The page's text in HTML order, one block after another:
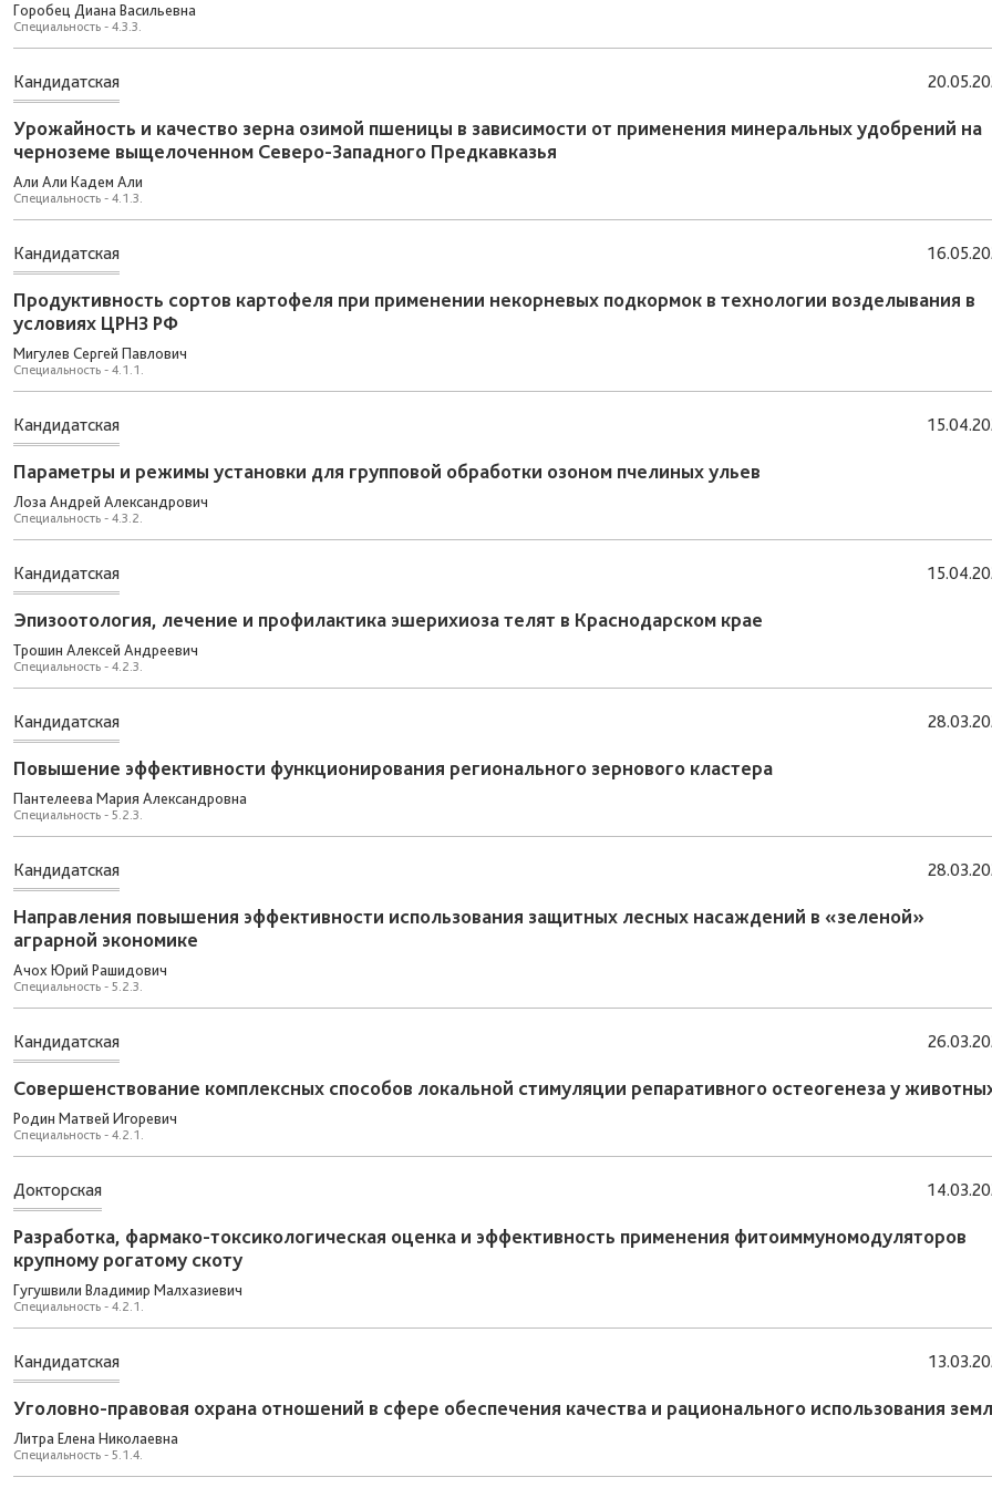
Горобец Диана Васильевна
Специальность - 4.3.3.
Кандидатская
Урожайность и качество зерна озимой пшеницы в зависимости от применения минеральных удобрений на
черноземе выщелоченном Северо-Западного Предкавказья
Али Али Кадем Али
Специальность - 4.1.3.
Кандидатская
Продуктивность сортов картофеля при применении некорневых подкормок в технологии возделывания в
условиях ЦРНЗ РФ
Мигулев Сергей Павлович
Специальность - 4.1.1.
Кандидатская
Параметры и режимы установки для групповой обработки озоном пчелиных ульев
Лоза Андрей Александрович
Специальность - 4.3.2.
Кандидатская
Эпизоотология, лечение и профилактика эшерихиоза телят в Краснодарском крае
Трошин Алексей Андреевич
Специальность - 4.2.3.
Кандидатская
Повышение эффективности функционирования регионального зернового кластера
Пантелеева Мария Александровна
Специальность - 5.2.3.
Кандидатская
Направления повышения эффективности использования защитных лесных насаждений в «зеленой»
аграрной экономике
Ачох Юрий Рашидович
Специальность - 5.2.3.
Кандидатская
Совершенствование комплексных способов локальной стимуляции репаративного остеогенеза у
Родин Матвей Игоревич
Специальность - 4.2.1.
Докторская
Разработка, фармако-токсикологическая оценка и эффективность применения фитоиммуномодуляторов
крупному рогатому скоту
Гугушвили Владимир Малхазиевич
Специальность - 4.2.1.
Кандидатская
Уголовно-правовая охрана отношений в сфере обеспечения качества и рационального использования
Литра Елена Николаевна
Специальность - 5.1.4.